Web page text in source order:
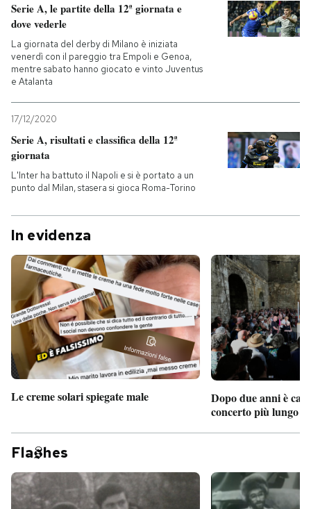
Serie A, le partite della 12ª giornata e
dove vederle
La giornata del derby di Milano è iniziata
venerdì con il pareggio tra Empoli e Genoa,
mentre sabato hanno giocato e vinto Juventus
e Atalanta
17/12/2020
Serie A, risultati e classifica della 12ª
giornata
L'Inter ha battuto il Napoli e si è portato a un
punto dal Milan, stasera si gioca Roma-Torino
In evidenza
Le creme solari spiegate male
Dopo due anni è
concerto più lungo
Fla hes